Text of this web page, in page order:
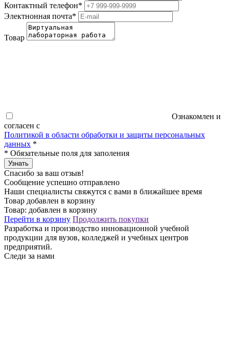
Контактный телефон*
Электнонная почта*
Товар
Ознакомлен и
согласен с
Политикой в области обработки и защиты персональных
данных *
* Обязательные поля для заполения
Узнать
Спасибо за ваш отзыв!
Сообщение успешно отправлено
Наши специалисты свяжутся с вами в ближайшее время
Товар добавлен в корзину
Товар: добавлен в корзину
Перейти в корзину Продолжить покупки
Разработка и производство инновационной учебной
продукции для вузов, колледжей и учебных центров
предприятий.
Следи за нами